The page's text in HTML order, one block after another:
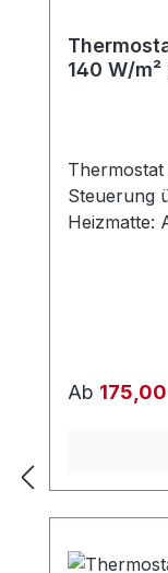
140 W/
Steuerung
Heizmatte:
Ab